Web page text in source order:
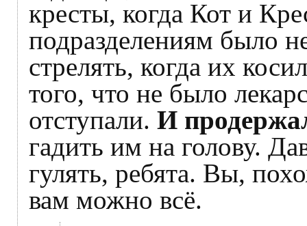
кресты, когда Кот и
подразделениям было
стрелять, когда их
того, что не было
отступали. И
гадить им на голову.
гулять, ребята. Вы,
вам можно всё.